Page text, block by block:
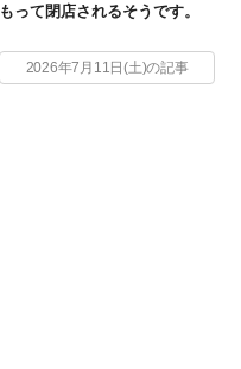
もって閉店されるそうです。
2026年7月11日(土)の記事